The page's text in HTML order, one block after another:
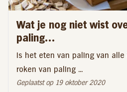
Wat je nog niet wist
paling…
Is het eten van paling van
roken van paling ...
Geplaatst op 19 oktober 2020